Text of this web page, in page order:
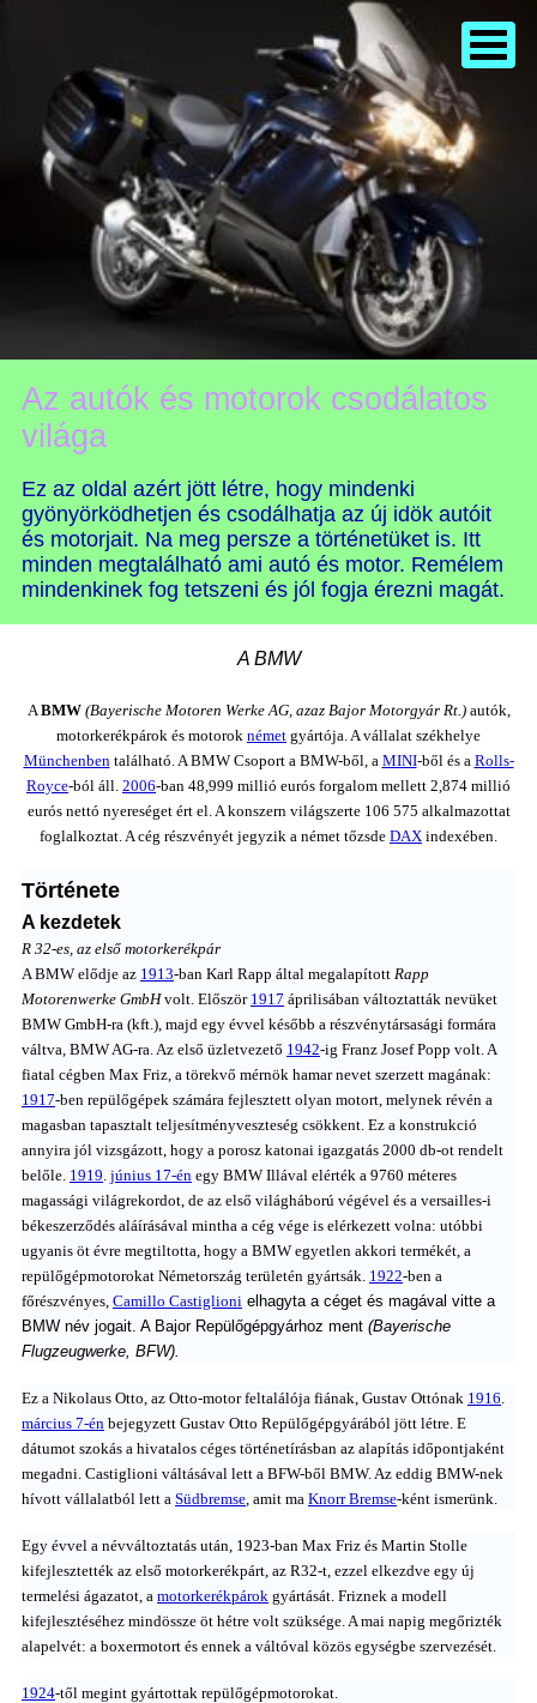
Az autók és motorok csodálatos
világa
Ez az oldal azért jött létre, hogy mindenki
gyönyörködhetjen és csodálhatja az új idök autóit
és motorjait. Na meg persze a történetüket is. Itt
minden megtalálható ami autó és motor. Remélem
mindenkinek fog tetszeni és jól fogja érezni magát.
A BMW
ABMW (Bayerische Motoren Werke AG, azaz Bajor Motorgyár Rt.)autók,
motorkerékpárok és motorok német gyártója. A vállalat székhelye
Münchenbentalálható. A BMW Csoport a BMW-ből, a MINI-ből és a Rolls-
Royce-ból áll. 2006-ban 48,999 millió eurós forgalom mellett 2,874 millió
eurós nettó nyereséget ért el. A konszern világszerte 106 575 alkalmazottat
foglalkoztat. A cég részvényét jegyzik a német tőzsde DAX indexében.
Története
A kezdetek
R 32-es, az első motorkerékpár
A BMW elődje az 1913-ban Karl Rapp által megalapított Rapp
Motorenwerke GmbHvolt. Először 1917 áprilisában változtatták nevüket
BMW GmbH-ra (kft.), majd egy évvel később a részvénytársasági formára
váltva, BMW AG-ra. Az első üzletvezető 1942-ig Franz Josef Popp volt. A
fiatal cégben Max Friz, a törekvő mérnök hamar nevet szerzett magának:
1917-ben repülőgépek számára fejlesztett olyan motort, melynek révén a
magasban tapasztalt teljesítményveszteség csökkent. Ez a konstrukció
annyira jól vizsgázott, hogy a porosz katonai igazgatás 2000 db-ot rendelt
belőle. 1919. június 17-én egy BMW Illával elérték a 9760 méteres
magassági világrekordot, de az első világháború végével és a versailles-i
békeszerződés aláírásával mintha a cég vége is elérkezett volna: utóbbi
ugyanis öt évre megtiltotta, hogy a BMW egyetlen akkori termékét, a
repülőgépmotorokat Németország területén gyártsák. 1922-ben a
főrészvényes, Camillo Castiglioni elhagyta a céget és magával vitte a
BMW név jogait. A Bajor Repülőgépgyárhoz ment (Bayerische
Flugzeugwerke, BFW).
Ez a Nikolaus Otto, az Otto-motor feltalálója fiának, Gustav Ottónak 1916.
március 7-én bejegyzett Gustav Otto Repülőgépgyárából jött létre. E
dátumot szokás a hivatalos céges történetírásban az alapítás időpontjaként
megadni. Castiglioni váltásával lett a BFW-ből BMW. Az eddig BMW-nek
hívott vállalatból lett a Südbremse, amit ma Knorr Bremse-ként ismerünk.
Egy évvel a névváltoztatás után, 1923-ban Max Friz és Martin Stolle
kifejlesztették az első motorkerékpárt, az R32-t, ezzel elkezdve egy új
termelési ágazatot, a motorkerékpárok gyártását. Friznek a modell
kifejlesztéséhez mindössze öt hétre volt szüksége. A mai napig megőrizték
alapelvét: a boxermotort és ennek a váltóval közös egységbe szervezését.
1924-től megint gyártottak repülőgépmotorokat.